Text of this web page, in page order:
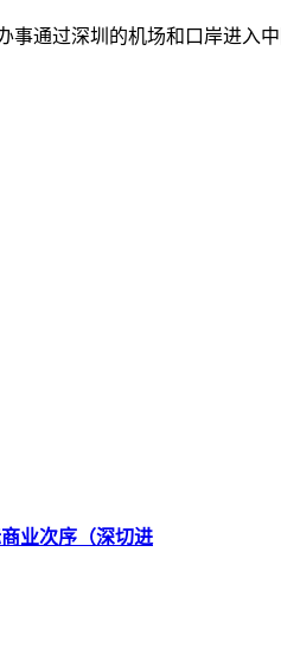
通过深圳的机场和口岸进入中
业次序（深切进